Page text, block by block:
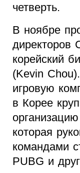
четверть.
В ноябре
директоров
корейский
(Kevin
игровую
в Корее
которая
командами
PUBG и